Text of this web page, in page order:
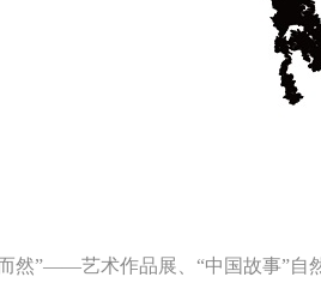
”——艺术作品展、“中国故事”自